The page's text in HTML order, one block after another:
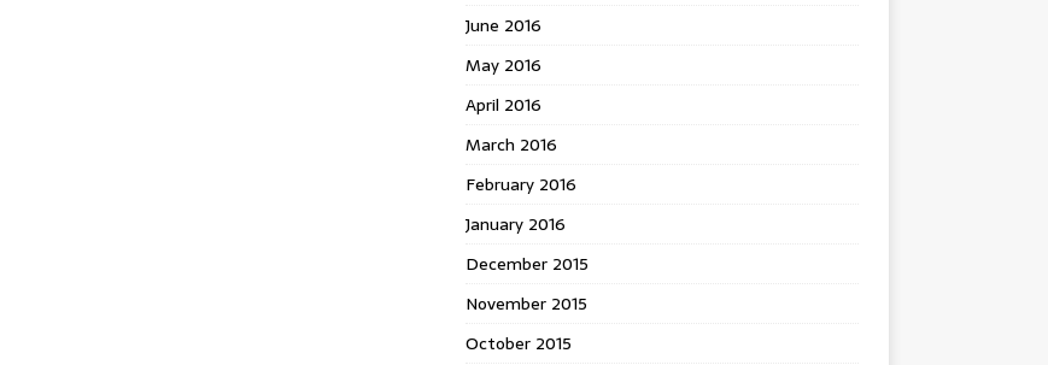
June 2016
May 2016
April 2016
March 2016
February 2016
January 2016
December 2015
November 2015
October 2015